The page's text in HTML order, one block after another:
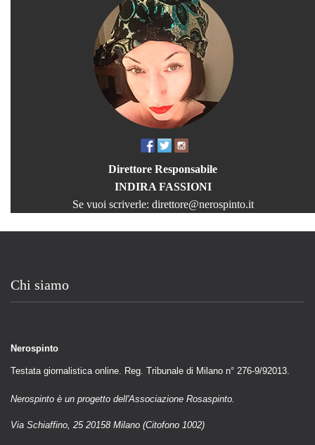
Direttore Responsabile
INDIRA FASSIONI
Se vuoi scriverle: direttore@nerospinto.it
Chi siamo
Nerospinto
Testata giornalistica online. Reg. Tribunale di Milano n° 276-9/92013.
Nerospinto è un progetto dell'Associazione Rosaspinto.
Via Schiaffino, 25 20158 Milano (Citofono 1002)